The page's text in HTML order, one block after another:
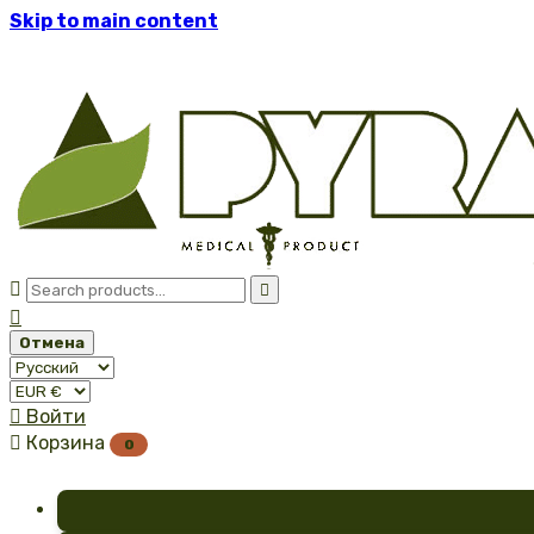
Skip to main content
 

Отмена
 Войти
 Корзина 0